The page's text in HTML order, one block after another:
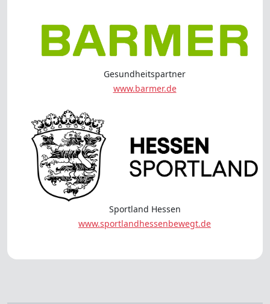
Gesundheitspartner
www.barmer.de
Sportland Hessen
www.sportlandhessenbewegt.de